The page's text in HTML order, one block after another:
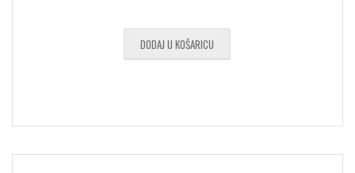
DODAJ U KOŠARICU